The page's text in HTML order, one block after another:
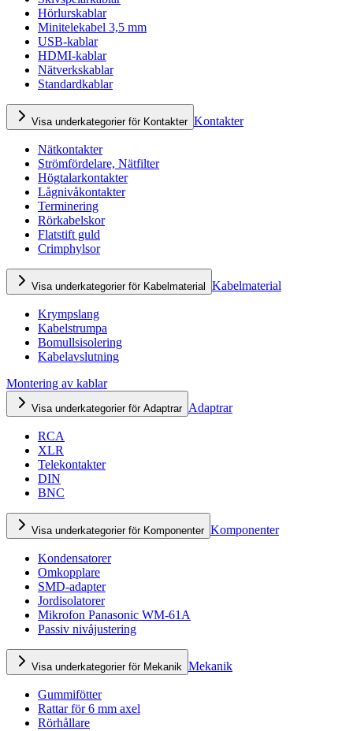
Hörlurskablar
Minitelekabel 3,5 mm
USB-kablar
HDMI-kablar
Nätverkskablar
Standardkablar
Visa underkategorier för Kontakter Kontakter
Nätkontakter
Strömfördelare, Nätfilter
Högtalarkontakter
Lågnivåkontakter
Terminering
Rörkabelskor
Flatstift guld
Crimphylsor
Visa underkategorier för Kabelmaterial Kabelmaterial
Krympslang
Kabelstrumpa
Bomullsisolering
Kabelavslutning
Montering av kablar
Visa underkategorier för Adaptrar Adaptrar
RCA
XLR
Telekontakter
DIN
BNC
Visa underkategorier för Komponenter Komponenter
Kondensatorer
Omkopplare
SMD-adapter
Jordisolatorer
Mikrofon Panasonic WM-61A
Passiv nivåjustering
Visa underkategorier för Mekanik Mekanik
Gummifötter
Rattar för 6 mm axel
Rörhållare